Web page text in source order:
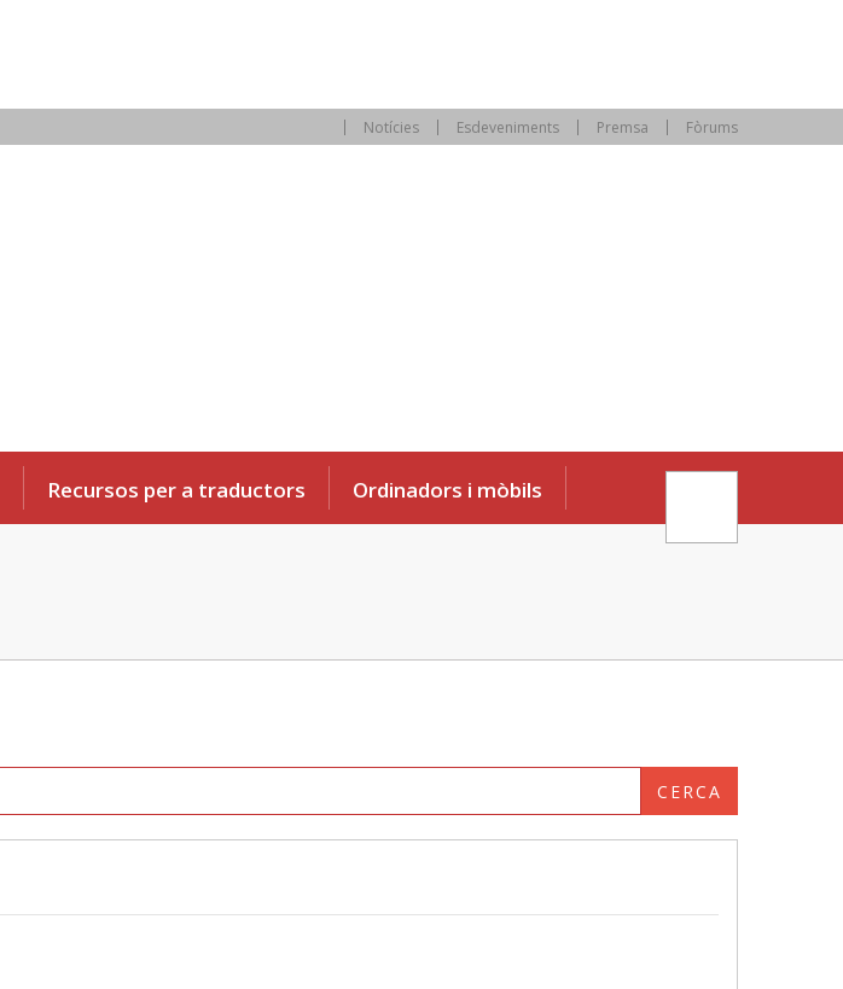
Notícies Esdeveniments Premsa Fòrums
Recursos per a traductors Ordinadors i mòbils
CERCA